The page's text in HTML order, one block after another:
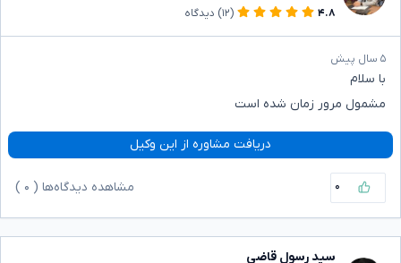
۴.۸
(۱۲) دیدگاه
۵ سال پیش
با سلام
مشمول مرور زمان شده است
دریافت مشاوره از این وکیل
۰ مشاهده دیدگاه‌ها ( ۰
سید رسول قاضی